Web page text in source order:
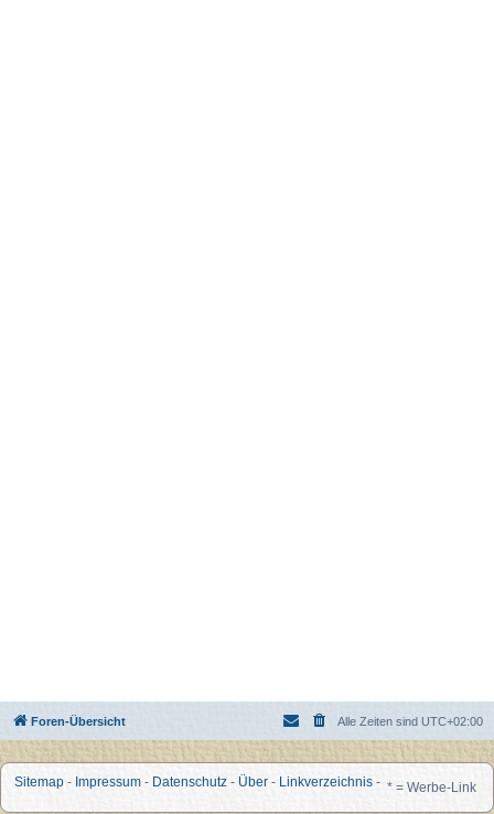
Foren-Übersicht Alle Zeiten sind UTC+02:00
Sitemap- Impressum- Datenschutz- Über- Linkverzeichnis- * = Werbe-Link